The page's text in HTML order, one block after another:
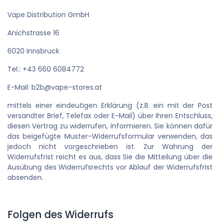
Vape Distribution GmbH
Anichstrasse 16
6020 Innsbruck
Tel.: +43 660 6084772
E-Mail: b2b@vape-stores.at
mittels einer eindeutigen Erklärung (z.B. ein mit der Post
versandter Brief, Telefax oder E-Mail) über Ihren Entschluss,
diesen Vertrag zu widerrufen, informieren. Sie können dafür
das beigefügte Muster-Widerrufsformular verwenden, das
jedoch nicht vorgeschrieben ist. Zur Wahrung der
Widerrufsfrist reicht es aus, dass Sie die Mitteilung über die
Ausübung des Widerrufsrechts vor Ablauf der Widerrufsfrist
absenden.
Folgen des Widerrufs